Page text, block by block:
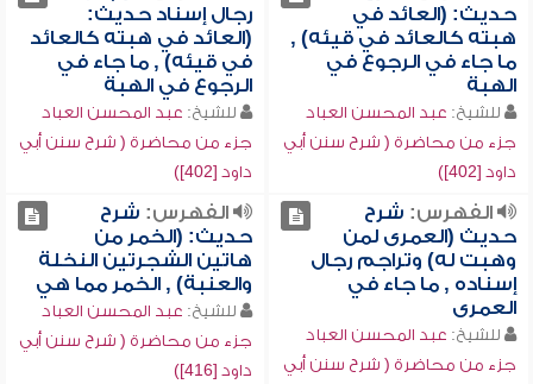
حديث: (العائد في
هبته كالعائد في قيئه) ,
ما جاء في الرجوع في
الهبة
للشيخ: عبد المحسن العباد
جزء من محاضرة ( شرح سنن أبي
داود [402])
رجال إسناد حديث:
(العائد في هبته كالعائد
في قيئه) , ما جاء في
الرجوع في الهبة
للشيخ: عبد المحسن العباد
جزء من محاضرة ( شرح سنن أبي
داود [402])
الفهرس: شرح
حديث (العمرى لمن
وهبت له) وتراجم رجال
إسناده , ما جاء في
العمرى
للشيخ: عبد المحسن العباد
جزء من محاضرة ( شرح سنن أبي
الفهرس: شرح
حديث: (الخمر من
هاتين الشجرتين النخلة
والعنبة) , الخمر مما هي
للشيخ: عبد المحسن العباد
جزء من محاضرة ( شرح سنن أبي
داود [416])